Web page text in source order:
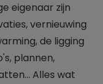
eigenaar zijn
vernieuwing
de ligging
plannen,
Alles wat